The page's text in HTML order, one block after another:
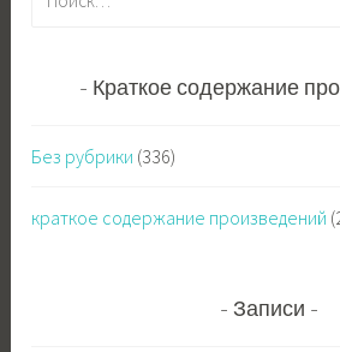
Краткое содержание
Без рубрики (336)
краткое содержание произведений
Записи